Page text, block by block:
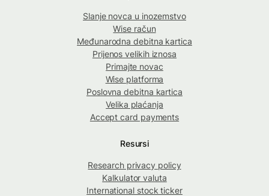
Slanje novca u inozemstvo
Wise račun
Međunarodna debitna kartica
Prijenos velikih iznosa
Primajte novac
Wise platforma
Poslovna debitna kartica
Velika plaćanja
Accept card payments
Resursi
Research privacy policy
Kalkulator valuta
International stock ticker